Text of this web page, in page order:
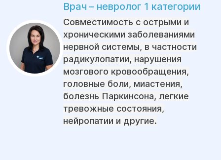
Врач – невролог 1 категории
Совместимость с острыми и
хроническими заболеваниями
нервной системы, в частности
радикулопатии, нарушения
мозгового кровообращения,
головные боли, миастения,
болезнь Паркинсона, легкие
тревожные состояния,
нейропатии и другие.